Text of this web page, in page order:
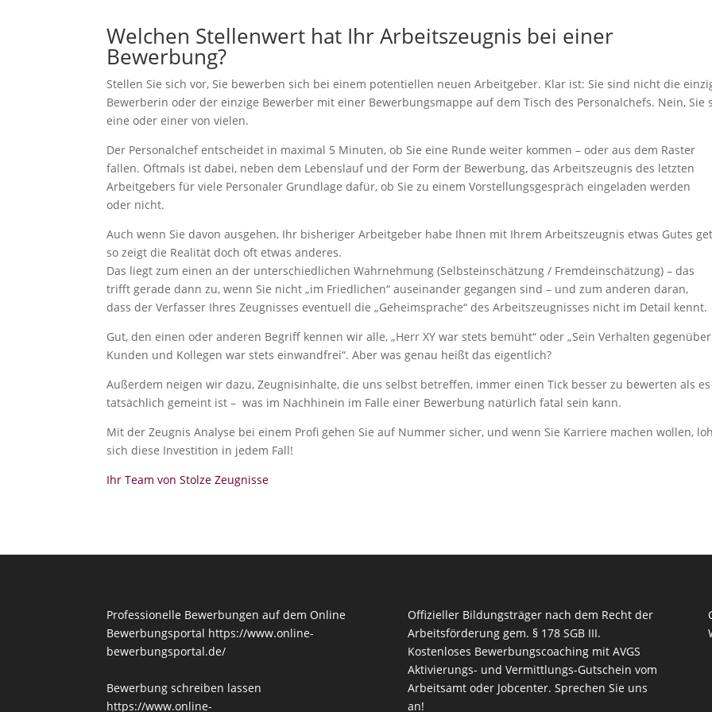
Welchen Stellenwert hat Ihr Arbeitszeugnis bei einer
Bewerbung?
Stellen Sie sich vor, Sie bewerben sich bei einem potentiellen neuen Arbeitgeber. Klar ist: Sie sind nicht die
Bewerberin oder der einzige Bewerber mit einer Bewerbungsmappe auf dem Tisch des Personalchefs. Nein, Sie
eine oder einer von vielen.
Der Personalchef entscheidet in maximal 5 Minuten, ob Sie eine Runde weiter kommen – oder aus dem Raster
fallen. Oftmals ist dabei, neben dem Lebenslauf und der Form der Bewerbung, das Arbeitszeugnis des letzten
Arbeitgebers für viele Personaler Grundlage dafür, ob Sie zu einem Vorstellungsgespräch eingeladen werden
oder nicht.
Auch wenn Sie davon ausgehen, Ihr bisheriger Arbeitgeber habe Ihnen mit Ihrem Arbeitszeugnis etwas Gutes
so zeigt die Realität doch oft etwas anderes.
Das liegt zum einen an der unterschiedlichen Wahrnehmung (Selbsteinschätzung / Fremdeinschätzung) – das
trifft gerade dann zu, wenn Sie nicht „im Friedlichen“ auseinander gegangen sind – und zum anderen daran,
dass der Verfasser Ihres Zeugnisses eventuell die „Geheimsprache“ des Arbeitszeugnisses nicht im Detail kennt.
Gut, den einen oder anderen Begriff kennen wir alle, „Herr XY war stets bemüht“ oder „Sein Verhalten gegenüber
Kunden und Kollegen war stets einwandfrei“. Aber was genau heißt das eigentlich?
Außerdem neigen wir dazu, Zeugnisinhalte, die uns selbst betreffen, immer einen Tick besser zu bewerten als es
tatsächlich gemeint ist – was im Nachhinein im Falle einer Bewerbung natürlich fatal sein kann.
Mit der Zeugnis Analyse bei einem Profi gehen Sie auf Nummer sicher, und wenn Sie Karriere machen wollen,
sich diese Investition in jedem Fall!
Ihr Team von Stolze Zeugnisse
Professionelle Bewerbungen auf dem Online
Bewerbungsportal https://www.online-
bewerbungsportal.de/
Bewerbung schreiben lassen
https://www.online-
Offizieller Bildungsträger nach dem Recht der
Arbeitsförderung gem. § 178 SGB III.
Kostenloses Bewerbungscoaching mit AVGS
Aktivierungs- und Vermittlungs-Gutschein vom
Arbeitsamt oder Jobcenter. Sprechen Sie uns
an!